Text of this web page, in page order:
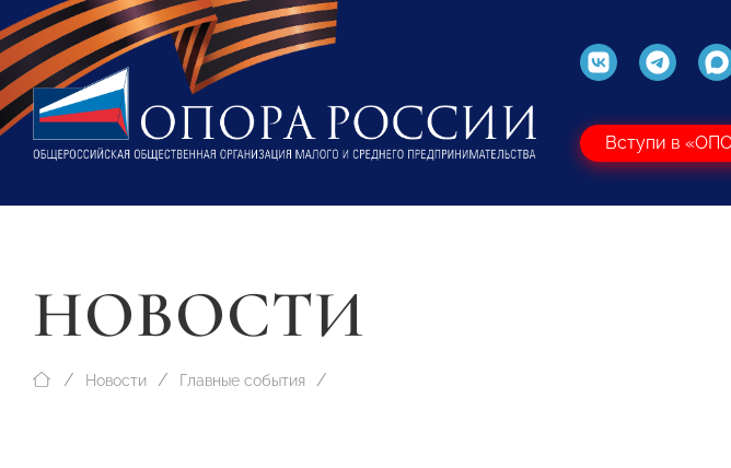
Вступи в
НОВОСТИ
Новости Главные события